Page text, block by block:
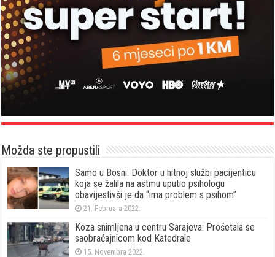
Možda ste propustili
Samo u Bosni: Doktor u hitnoj službi pacijenticu
koja se žalila na astmu uputio psihologu
obavijestivši je da “ima problem s psihom”
21. Februara 2022.
Koza snimljena u centru Sarajeva: Prošetala se
saobraćajnicom kod Katedrale
15. Novembra 2022.